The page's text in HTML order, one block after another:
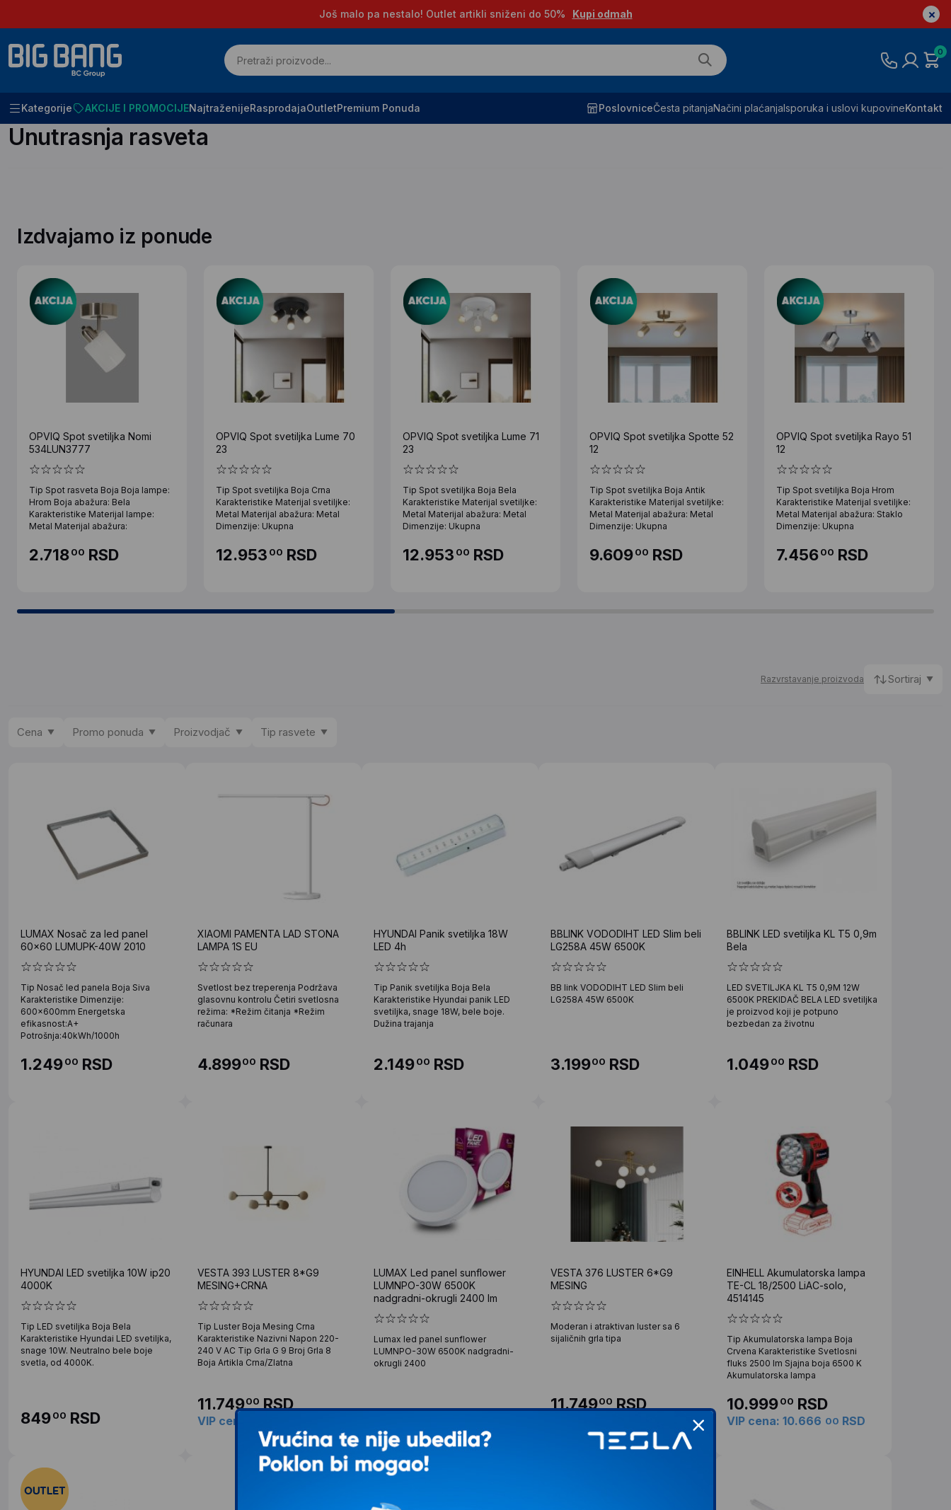
Još malo pa nestalo! Outlet artikli sniženi do 50% Kupi odmah
0
Kategorije AKCIJE I PROMOCIJENajtraženijeRasprodajaOutletPremium Ponuda PoslovniceČesta pitanjaNačini plaćanjaIsporuka i uslovi kupovineKontakt
Početna SVE ZA KUĆU I KANCELARIJU Unutrasnja rasveta
Unutrasnja rasveta
Izdvajamo iz ponude
OPVIQ Spot svetiljka Nomi
534LUN3777
Tip Spot rasveta Boja Boja lampe:
Hrom Boja abažura: Bela
Karakteristike Materijal lampe:
Metal Materijal abažura:
2.71800 RSD
OPVIQ Spot svetiljka Lume 70
23
Tip Spot svetiljka Boja Crna
Karakteristike Materijal svetiljke:
Metal Materijal abažura: Metal
Dimenzije: Ukupna
12.953 00 RSD
OPVIQ Spot svetiljka Lume 71
23
Tip Spot svetiljka Boja Bela
Karakteristike Materijal svetiljke:
Metal Materijal abažura: Metal
Dimenzije: Ukupna
12.953 00 RSD
OPVIQ Spot svetiljka Spotte 52
12
Tip Spot svetiljka Boja Antik
Karakteristike Materijal svetiljke:
Metal Materijal abažura: Metal
Dimenzije: Ukupna
9.60900 RSD
OPVIQ Spot svetiljka Rayo 51
12
Tip Spot svetiljka Boja Hrom
Karakteristike Materijal svetiljke:
Metal Materijal abažura: Staklo
Dimenzije: Ukupna
7.45600 RSD
Razvrstavanje proizvoda Sortiraj
Cena Promo ponuda Proizvodjač Tip rasvete
LUMAX Nosač za led panel
60x60 LUMUPK-40W 2010
Tip Nosač led panela Boja Siva
Karakteristike Dimenzije:
600x600mm Energetska
efikasnost:A+
Potrošnja:40kWh/1000h
1.24900 RSD
XIAOMI PAMENTA LAD STONA
LAMPA 1S EU
Svetlost bez treperenja Podržava
glasovnu kontrolu Četiri svetlosna
režima: *Režim čitanja *Režim
računara
4.89900 RSD
HYUNDAI Panik svetiljka 18W
LED 4h
Tip Panik svetiljka Boja Bela
Karakteristike Hyundai panik LED
svetiljka, snage 18W, bele boje.
Dužina trajanja
2.14900 RSD
BBLINK VODODIHT LED Slim beli
LG258A 45W 6500K
BB link VODODIHT LED Slim beli
LG258A 45W 6500K
3.19900 RSD
BBLINK LED svetiljka KL T5 0,9m
Bela
LED SVETILJKA KL T5 0,9M 12W
6500K PREKIDAČ BELA LED svetiljka
je proizvod koji je potpuno
bezbedan za životnu
1.04900 RSD
HYUNDAI LED svetiljka 10W ip20
4000K
Tip LED svetiljka Boja Bela
Karakteristike Hyundai LED svetiljka,
snage 10W. Neutralno bele boje
svetla, od 4000K.
84900 RSD
VESTA 393 LUSTER 8*G9
MESING+CRNA
Tip Luster Boja Mesing Crna
Karakteristike Nazivni Napon 220-
240 V AC Tip Grla G 9 Broj Grla 8
Boja Artikla Crna/Zlatna
11.74900RSD
VIP cena: 11.396
LUMAX Led panel sunflower
LUMNPO-30W 6500K
nadgradni-okrugli 2400 lm
Lumax led panel sunflower
LUMNPO-30W 6500K nadgradni-
okrugli 2400
VESTA 376 LUSTER 6*G9
MESING
Moderan i atraktivan luster sa 6
sijaličnih grla tipa
11.74900RSD
EINHELL Akumulatorska lampa
TE-CL 18/2500 LiAC-solo,
4514145
Tip Akumulatorska lampa Boja
Crvena Karakteristike Svetlosni
fluks 2500 lm Sjajna boja 6500 K
Akumulatorska lampa
10.99900 RSD
VIP cena: 10.666 00 RSD